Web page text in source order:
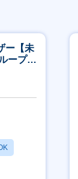
ー【未
ープ／
日